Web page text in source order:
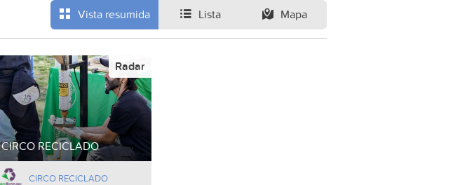
Vista resumida Lista Mapa
CIRCO RECICLADO
Radar
CIRCO RECICLADO